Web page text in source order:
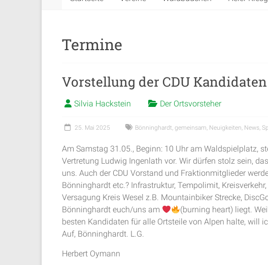
Termine
Vorstellung der CDU
Silvia Hackstein Der Ortsvorsteher
25. Mai 2025 Bönninghardt, gemeinsam, Neuigkeiten, News,
Am Samstag 31.05., Beginn: 10 Uhr am Waldspielplatz,
Vertretung Ludwig Ingenlath vor. Wir dürfen stolz sein,
uns. Auch der CDU Vorstand und Fraktionmitglieder
Bönninghardt etc.? Infrastruktur, Tempolimit,
Versagung Kreis Wesel z.B. Mountainbiker Strecke,
Bönninghardt euch/uns am
(burning heart) liegt.
besten Kandidaten für alle Ortsteile von Alpen halte, will
Auf, Bönninghardt. L.G.
Herbert Oymann